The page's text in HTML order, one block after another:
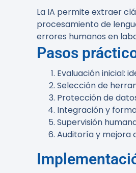
La IA permite extraer
procesamiento de
errores humanos en
Pasos
Evaluación inicial:
Selección de
Protección de
Integración y
Supervisión
Auditoría y mejora